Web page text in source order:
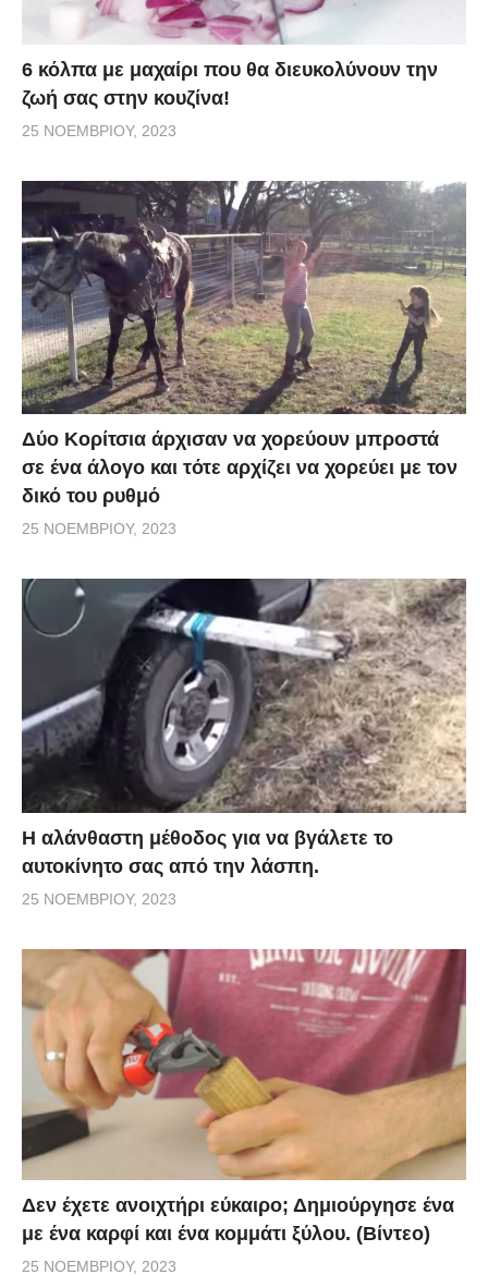
6 κόλπα με μαχαίρι που θα διευκολύνουν την
ζωή σας στην κουζίνα!
25 ΝΟΕΜΒΡΊΟΥ, 2023
Δύο Κορίτσια άρχισαν να χορεύουν μπροστά
σε ένα άλογο και τότε αρχίζει να χορεύει με τον
δικό του ρυθμό
25 ΝΟΕΜΒΡΊΟΥ, 2023
Η αλάνθαστη μέθοδος για να βγάλετε το
αυτοκίνητο σας από την λάσπη.
25 ΝΟΕΜΒΡΊΟΥ, 2023
Δεν έχετε ανοιχτήρι εύκαιρο; Δημιούργησε ένα
με ένα καρφί και ένα κομμάτι ξύλου. (Βίντεο)
25 ΝΟΕΜΒΡΊΟΥ, 2023